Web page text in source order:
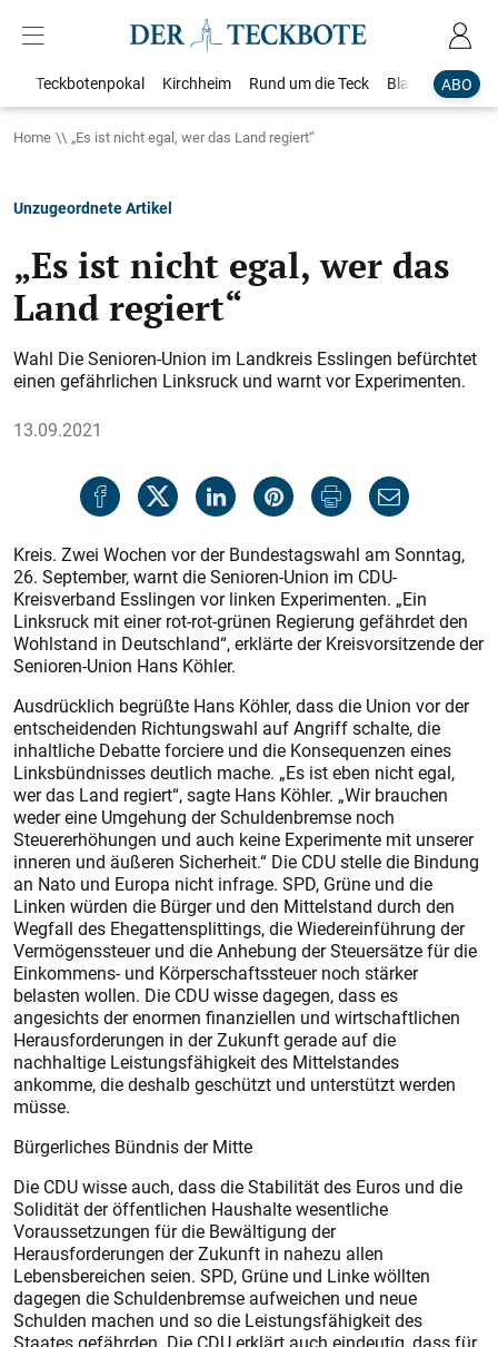
ABO
Teckbotenpokal Kirchheim Rund um die Teck Blaulicht
Home „Es ist nicht egal, wer das Land regiert“
Unzugeordnete Artikel
„Es ist nicht egal, wer das
Land regiert“
Wahl Die Senioren-Union im Landkreis Esslingen befürchtet
einen gefährlichen Linksruck und warnt vor Experimenten.
13.09.2021
Kreis. Zwei Wochen vor der Bundestagswahl am Sonntag,
26. September, warnt die Senioren-Union im CDU-
Kreisverband Esslingen vor linken Experimenten. „Ein
Linksruck mit einer rot-rot-grünen Regierung gefährdet den
Wohlstand in Deutschland“, erklärte der Kreisvorsitzende der
Senioren-Union Hans Köhler.
Ausdrücklich begrüßte Hans Köhler, dass die Union vor der
entscheidenden Richtungswahl auf Angriff schalte, die
inhaltliche Debatte forciere und die Konsequenzen eines
Linksbündnisses deutlich mache. „Es ist eben nicht egal,
wer das Land regiert“, sagte Hans Köhler. „Wir brauchen
weder eine Umgehung der Schuldenbremse noch
Steuererhöhungen und auch keine Experimente mit unserer
inneren und äußeren Sicherheit.“ Die CDU stelle die Bindung
an Nato und Europa nicht infrage. SPD, Grüne und die
Linken würden die Bürger und den Mittelstand durch den
Wegfall des Ehegattensplittings, die Wiedereinführung der
Vermögenssteuer und die Anhebung der Steuersätze für die
Einkommens- und Körperschaftssteuer noch stärker
belasten wollen. Die CDU wisse dagegen, dass es
angesichts der ­enormen finanziellen und wirtschaftlichen
Herausforderungen in der Zukunft gerade auf die
nachhaltige Leistungsfähigkeit des Mittelstandes
ankomme, die deshalb geschützt und unterstützt werden
müsse.
Bürgerliches Bündnis der Mitte
Die CDU wisse auch, dass die Stabilität des Euros und die
Solidität der öffentlichen Haushalte wesentliche
Voraussetzungen für die Bewältigung der
Herausforderungen der Zukunft in nahezu allen
Lebensbereichen seien. SPD, Grüne und Linke wöllten
dagegen die Schuldenbremse aufweichen und neue
Schulden machen und so die Leistungsfähigkeit des